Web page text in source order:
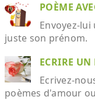
POÈME
Envoyez-
juste son prénom.
ECRIRE UN
Ecrivez-
poèmes d'amour